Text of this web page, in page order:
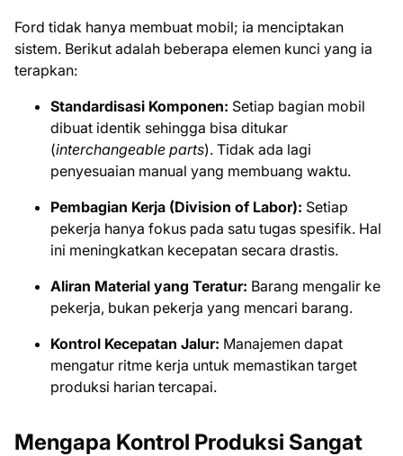
Ford tidak hanya membuat mobil; ia menciptakan
sistem. Berikut adalah beberapa elemen kunci yang ia
terapkan:
Standardisasi Komponen: Setiap bagian mobil
dibuat identik sehingga bisa ditukar
(interchangeable parts). Tidak ada lagi
penyesuaian manual yang membuang waktu.
Pembagian Kerja (Division of Labor): Setiap
pekerja hanya fokus pada satu tugas spesifik. Hal
ini meningkatkan kecepatan secara drastis.
Aliran Material yang Teratur: Barang mengalir ke
pekerja, bukan pekerja yang mencari barang.
Kontrol Kecepatan Jalur: Manajemen dapat
mengatur ritme kerja untuk memastikan target
produksi harian tercapai.
Mengapa Kontrol Produksi Sangat